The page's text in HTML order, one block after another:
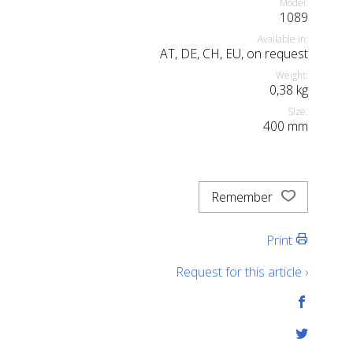
Model:
1089
Available in:
AT, DE, CH, EU, on request
Weight:
0,38 kg
Size:
400 mm
Remember
Print
Request for this article ›